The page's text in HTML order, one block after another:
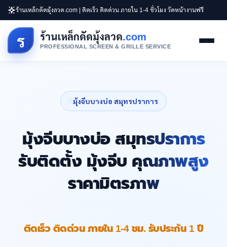
ร้านเหล็กดัดมุ้งลวด.com | ติดเร็ว ติดด่วน ภายใน 1-4 ชั่วโมง วัดหน้างานฟรี
ร ร้านเหล็กดัดมุ้งลวด.com
PROFESSIONAL SCREEN & GRILLE SERVICE
มุ้งจีบบางบ่อ สมุทรปราการ
มุ้งจีบบางบ่อ สมุทรปราการ
รับติดตั้ง มุ้งจีบ คุณภาพสูง
ราคามิตรภาพ
ติดเร็ว ติดด่วน ภายใน 1-4 ชม. รับประกัน 1 ปี